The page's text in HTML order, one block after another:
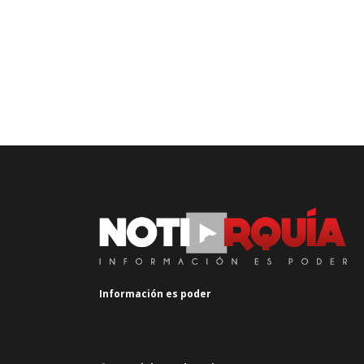
Información es poder